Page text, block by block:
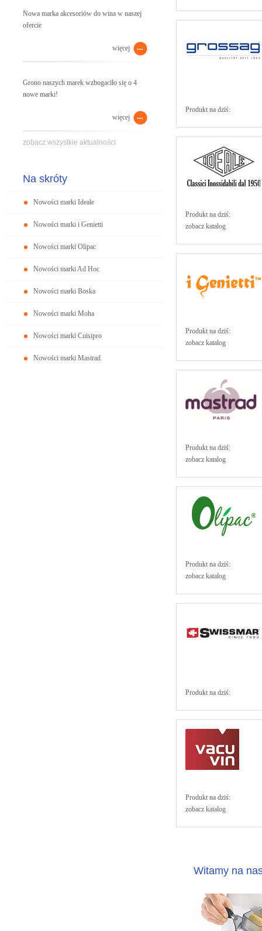
Nowa marka akcesoriów do wina w naszej
ofercie
więcej
Grono naszych marek wzbogaciło się o 4
nowe marki!
więcej
zobacz wszystkie aktualności
Na skróty
Nowości marki Ideale
Nowości marki i Genietti
Nowości marki Olipac
Nowości marki Ad Hoc
Nowości marki Boska
Nowości marki Moha
Nowości marki Cuisipro
Nowości marki Mastrad
Produkt na dziś:
Produkt na dziś:
zobacz katalog
Produkt na dziś:
zobacz katalog
Produkt na dziś:
zobacz katalog
Produkt na dziś:
zobacz katalog
Produkt na dziś:
Produkt na dziś:
zobacz katalog
Witamy na